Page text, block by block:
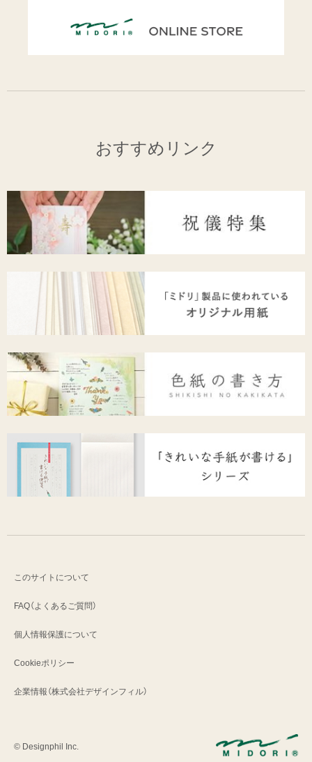
おすすめリンク
このサイトについて
FAQ（よくあるご質問）
個人情報保護について
Cookieポリシー
企業情報（株式会社デザインフィル）
© Designphil Inc.